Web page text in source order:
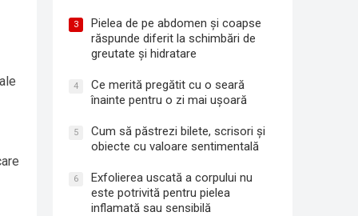
3
Pielea de pe abdomen și coapse
răspunde diferit la schimbări de
greutate și hidratare
4
Ce merită pregătit cu o seară
înainte pentru o zi mai ușoară
5
Cum să păstrezi bilete, scrisori și
obiecte cu valoare sentimentală
6
Exfolierea uscată a corpului nu
este potrivită pentru pielea
inflamată sau sensibilă